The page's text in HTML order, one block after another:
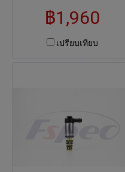
฿1,960
เปรียบเทียบ